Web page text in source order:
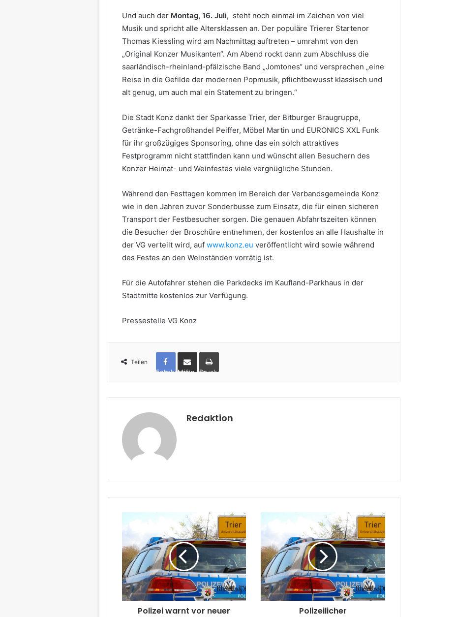
Und auch der Montag, 16. Juli, steht noch einmal im Zeichen von viel
Musik und spricht alle Altersklassen an. Der populäre Trierer Startenor
Thomas Kiessling wird am Nachmittag auftreten – umrahmt von den
„Original Konzer Musikanten“. Am Abend rockt dann zum Abschluss die
saarländisch-rheinland-pfälzische Band „Jomtones“ und versprechen „eine
Reise in die Gefilde der modernen Popmusik, pflichtbewusst klassisch und
alt genug, um auch mal ein Statement zu bringen.“
Die Stadt Konz dankt der Sparkasse Trier, der Bitburger Braugruppe,
Getränke-Fachgroßhandel Peiffer, Möbel Martin und EURONICS XXL Funk
für ihr großzügiges Sponsoring, ohne das ein solch attraktives
Festprogramm nicht stattfinden kann und wünscht allen Besuchern des
Konzer Heimat- und Weinfestes viele vergnügliche Stunden.
Während den Festtagen kommen im Bereich der Verbandsgemeinde Konz
wie in den Jahren zuvor Sonderbusse zum Einsatz, die für einen sicheren
Transport der Festbesucher sorgen. Die genauen Abfahrtszeiten können
die Besucher der Broschüre entnehmen, der kostenlos an alle Haushalte in
der VG verteilt wird, auf www.konz.eu veröffentlicht wird sowie während
des Festes an den Weinständen vorrätig ist.
Für die Autofahrer stehen die Parkdecks im Kaufland-Parkhaus in der
Stadtmitte kostenlos zur Verfügung.
Pressestelle VG Konz
Teilen
Facebook per Mail teilen Drucken
Redaktion
Polizei warnt vor neuer
Polizeilicher